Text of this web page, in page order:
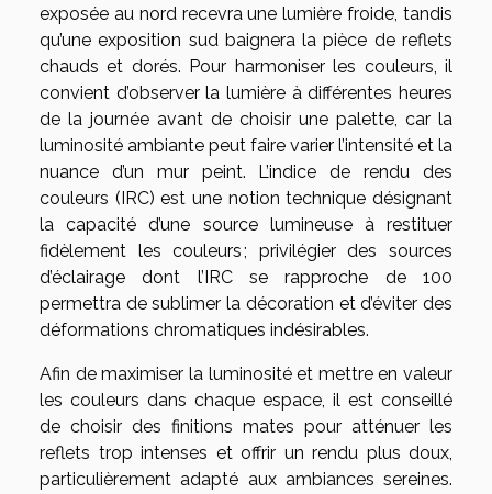
exposée au nord recevra une lumière froide, tandis
qu’une exposition sud baignera la pièce de reflets
chauds et dorés. Pour harmoniser les couleurs, il
convient d’observer la lumière à différentes heures
de la journée avant de choisir une palette, car la
luminosité ambiante peut faire varier l’intensité et la
nuance d’un mur peint. L’indice de rendu des
couleurs (IRC) est une notion technique désignant
la capacité d’une source lumineuse à restituer
fidèlement les couleurs ; privilégier des sources
d’éclairage dont l’IRC se rapproche de 100
permettra de sublimer la décoration et d’éviter des
déformations chromatiques indésirables.
Afin de maximiser la luminosité et mettre en valeur
les couleurs dans chaque espace, il est conseillé
de choisir des finitions mates pour atténuer les
reflets trop intenses et offrir un rendu plus doux,
particulièrement adapté aux ambiances sereines.